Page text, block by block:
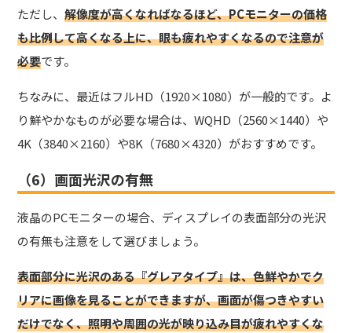
ただし、解像度が高くなればなるほど、PCモニターの価格
も比例して高くなる上に、眼も疲れやすくなるので注意が
必要です。
ちなみに、最近はフルHD（1920×1080）が一般的です。よ
り鮮やかなものが必要な場合は、WQHD（2560×1440）や
4K（3840×2160）や8K（7680×4320）がおすすめです。
（6）画面光沢の有無
液晶のPCモニターの場合、 ディスプレイの表面部分の光沢
の有無も注意をして選びましょう。
表面部分に光沢のある『グレアタイプ』は、色鮮やかでク
リアに画像を見ることができますが、画面が傷つきやすい
だけでなく、照明や周囲の光が映り込み目が疲れやすくな